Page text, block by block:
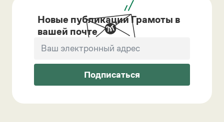
Новые публикации Грамоты в
вашей почте
Подписаться